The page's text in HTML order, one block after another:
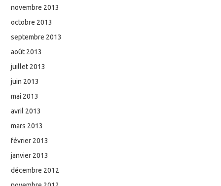
novembre 2013
octobre 2013
septembre 2013
août 2013
juillet 2013
juin 2013
mai 2013
avril 2013
mars 2013
février 2013
janvier 2013
décembre 2012